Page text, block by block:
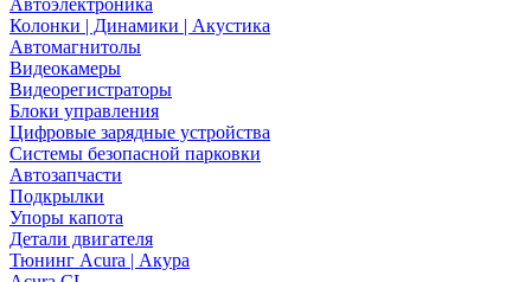
Автоэлектроника
Колонки | Динамики | Акустика
Автомагнитолы
Видеокамеры
Видеорегистраторы
Блоки управления
Цифровые зарядные устройства
Системы безопасной парковки
Автозапчасти
Подкрылки
Упоры капота
Детали двигателя
Тюнинг Acura | Акура